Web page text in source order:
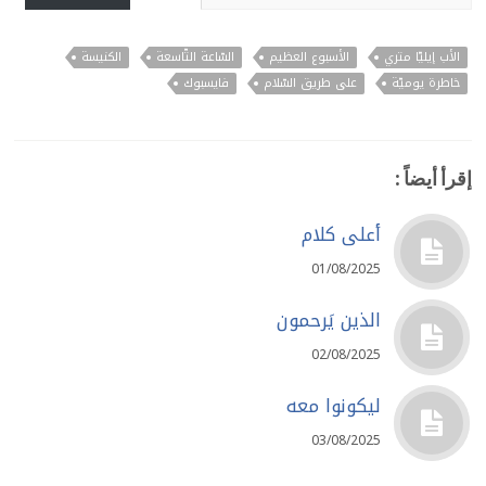
الأب إيليّا متري الأسبوع العظيم السّاعة التّاسعة
الكنيسة
خاطرة يوميّة
على طريق السّلام فايسبوك
إقرأ أيضاً :
أعلى كلام
01/08/2025
الذين يَرحمون
02/08/2025
ليكونوا معه
03/08/2025